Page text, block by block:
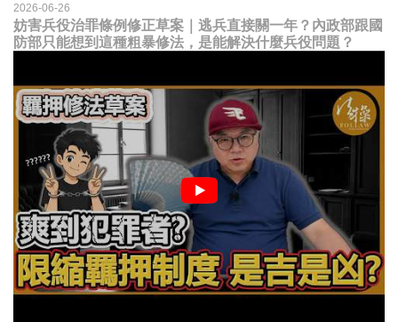
2026-06-26
妨害兵役治罪條例修正草案｜逃兵直接關一年？內政部跟國
防部只能想到這種粗暴修法，是能解決什麼兵役問題？